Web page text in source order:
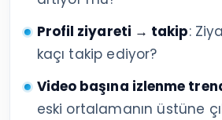
Profil ziyareti → takip:
kaçı takip ediyor?
Video başına izlenme
eski ortalamanın üstüne